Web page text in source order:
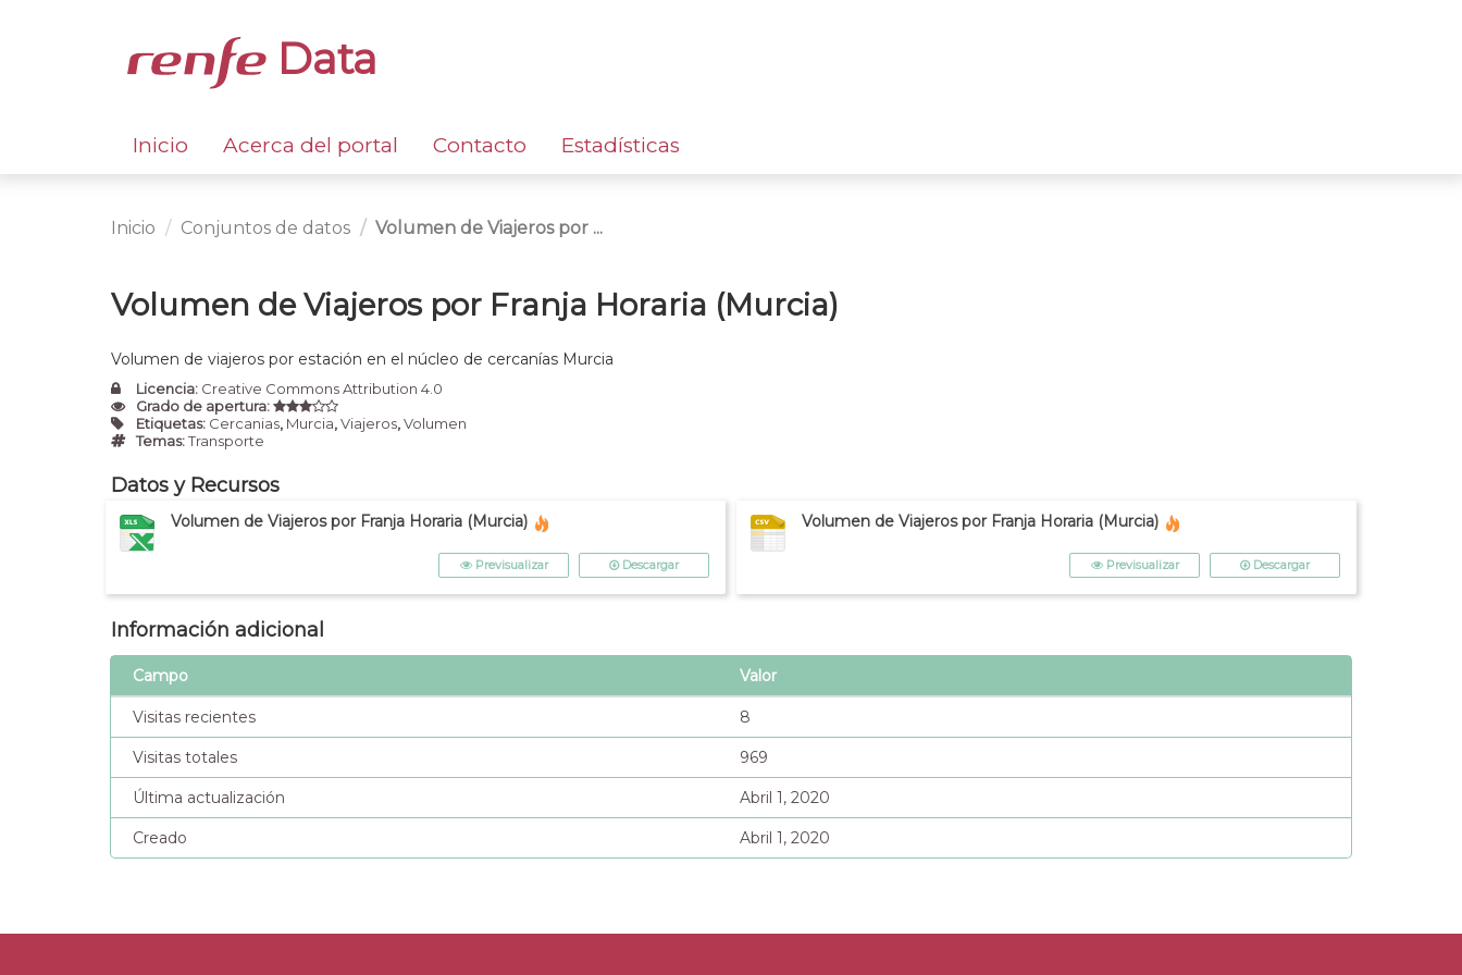
Data
Inicio Acerca del portal Contacto Estadísticas
Inicio Conjuntos de datos Volumen de Viajeros por ...
Volumen de Viajeros por Franja Horaria (Murcia)
Volumen de viajeros por estación en el núcleo de cercanías Murcia
Licencia: Creative Commons Attribution 4.0
Grado de apertura:
Etiquetas: Cercanias, Murcia,Viajeros,Volumen
Temas:Transporte
Datos y Recursos
Volumen de Viajeros por Franja Horaria (Murcia)
Previsualizar Descargar
Volumen de Viajeros por Franja Horaria (Murcia)
Previsualizar Descargar
Información adicional
Campo Valor
Visitas recientes 8
Visitas totales 969
Última actualización Abril 1, 2020
Creado Abril 1, 2020